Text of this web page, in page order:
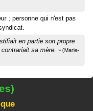
; personne qui n'est pas
en partie son propre
sa mère.
Marie-